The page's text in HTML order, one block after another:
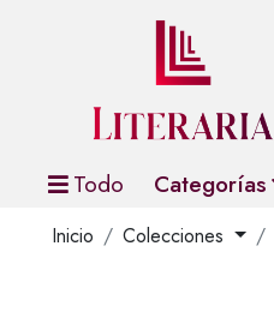
Todo Categorías
Inicio Colecciones